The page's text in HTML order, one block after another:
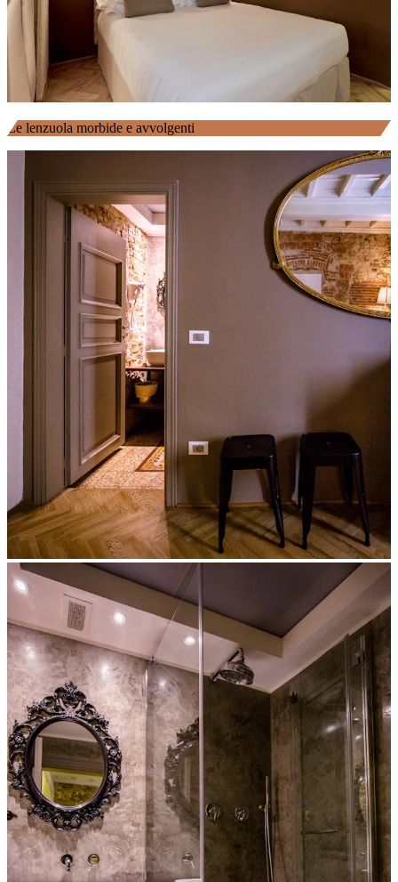
Le lenzuola morbide e avvolgenti